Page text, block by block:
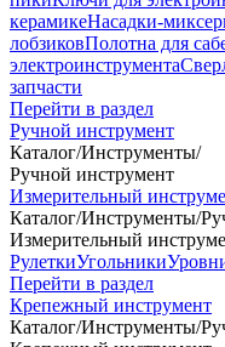
керамикеНасадки-
лобзиковПолотна для
электроинструмента
запчасти
Перейти в раздел
Ручной инструмент
Каталог/Инструменты/
Ручной инструмент
Измерительный
Каталог/Инструменты/
Измерительный
РулеткиУгольники
Перейти в раздел
Крепежный инструмент
Каталог/Инструменты/